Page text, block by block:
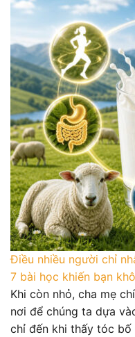
Điều nhiều người chỉ
7 bài học khiến bạn
Khi còn nhỏ, cha mẹ
nơi để chúng ta dựa
chỉ đến khi thấy tóc bố